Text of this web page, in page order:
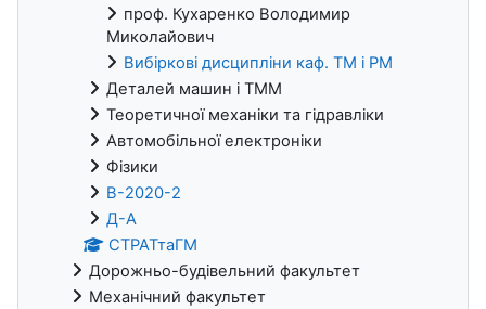
проф. Кухаренко Володимир
Миколайович
Вибіркові дисципліни каф. ТМ і РМ
Деталей машин і ТММ
Теоретичної механіки та гідравліки
Автомобільної електроніки
Фізики
В-2020-2
Д-А
СТРАТтаГМ
Дорожньо-будівельний факультет
Механічний факультет